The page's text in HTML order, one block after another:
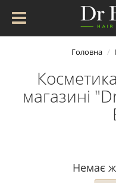
Головна
магазині
Немає